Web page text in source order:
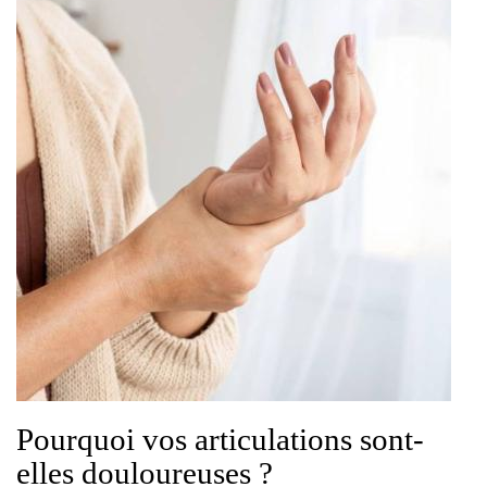
Pourquoi vos articulations sont-
elles douloureuses ?